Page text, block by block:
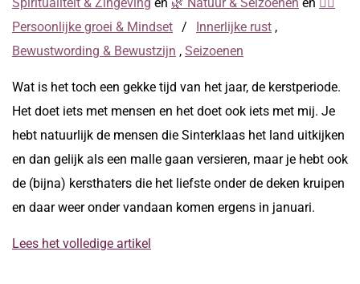
Persoonlijke groei & Mindset
/ Innerlijke rust ,
Bewustwording & Bewustzijn , Seizoenen
Wat is het toch een gekke tijd van het jaar, de kerstperiode.
Het doet iets met mensen en het doet ook iets met mij. Je
hebt natuurlijk de mensen die Sinterklaas het land uitkijken
en dan gelijk als een malle gaan versieren, maar je hebt ook
de (bijna) kersthaters die het liefste onder de deken kruipen
en daar weer onder vandaan komen ergens in januari.
Lees het volledige artikel